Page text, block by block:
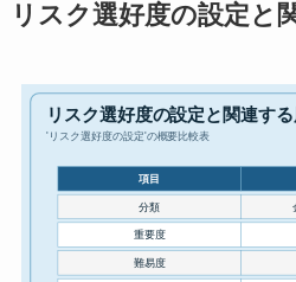
リスク選好度の設定と